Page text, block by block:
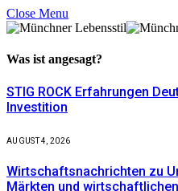
Close Menu
Was ist angesagt?
STIG ROCK Erfahrungen
Investition
AUGUST 4, 2026
Wirtschaftsnachrichten zu
Märkten und